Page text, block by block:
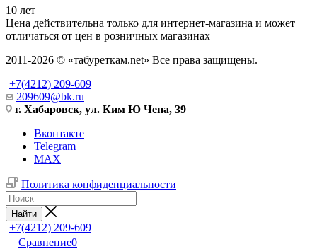
10 лет
Цена действительна только для интернет-магазина и может
отличаться от цен в розничных магазинах
2011-2026 © «табуреткам.net» Все права защищены.
+7(4212) 209-609
209609@bk.ru
г. Хабаровск, ул. Ким Ю Чена, 39
Вконтакте
Telegram
MAX
Политика конфиденциальности
Найти
+7(4212) 209-609
Сравнение0